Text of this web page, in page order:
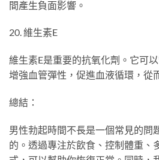
間產生負面影響。
20. 維生素E
維生素E是重要的抗氧化劑。它可
增強血管彈性，促進血液循環，從
總結：
男性勃起時間不長是一個常見的問
的。透過專注於飲食、控制體重、